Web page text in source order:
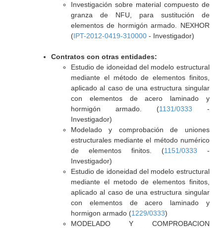
Investigación sobre material compuesto de
granza de NFU, para sustitución de
elementos de hormigón armado. NEXHOR
(IPT-2012-0419-310000- Investigador)
Contratos con otras entidades:
Estudio de idoneidad del modelo estructural
mediante el método de elementos finitos,
aplicado al caso de una estructura singular
con elementos de acero laminado y
hormigón armado. (1131/0333 -
Investigador)
Modelado y comprobación de uniones
estructurales mediante el método numérico
de elementos finitos. (1151/0333 -
Investigador)
Estudio de idoneidad del modelo estructural
mediante el metodo de elementos finitos,
aplicado al caso de una estructura singular
con elementos de acero laminado y
hormigon armado (1229/0333)
MODELADO Y COMPROBACION